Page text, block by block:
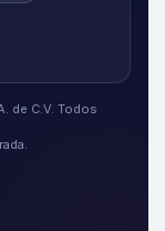
de C.V. Todos